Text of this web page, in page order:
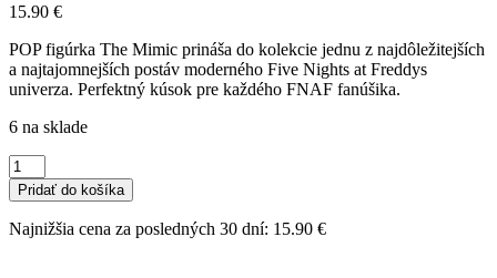
15.90 €
POP figúrka The Mimic prináša do kolekcie jednu z najdôležitejších
a najtajomnejších postáv moderného Five Nights at Freddys
univerza. Perfektný kúsok pre každého FNAF fanúšika.
6 na sklade
množstvo
Funko
POP!
Games
Pridať do košíka
Najnižšia cena za posledných 30 dní: 15.90 €